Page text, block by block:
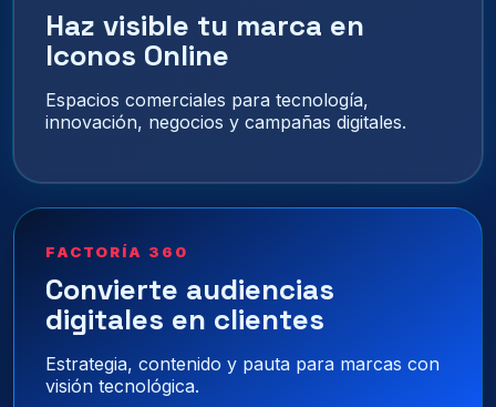
Haz visible tu marca en
Iconos Online
Espacios comerciales para tecnología,
innovación, negocios y campañas digitales.
FACTORÍA 360
Convierte audiencias
digitales en clientes
Estrategia, contenido y pauta para marcas con
visión tecnológica.